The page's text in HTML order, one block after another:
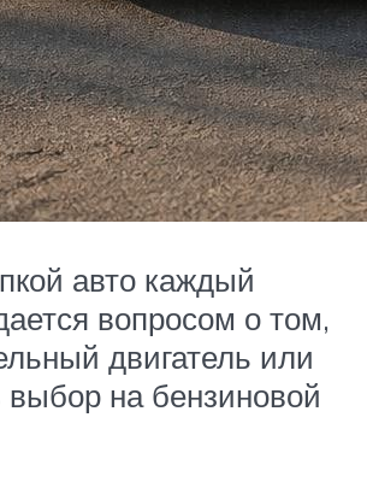
авто каждый
вопросом о том,
двигатель или
выбор на бензиновой